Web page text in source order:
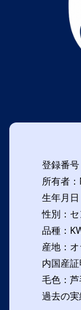
登録番
所有者
生年月
性別：
品種：
産地：
内国産
毛色：
過去の実